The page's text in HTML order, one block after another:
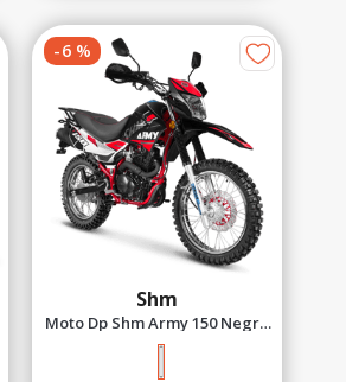
-6%
Shm
Moto Dp Shm Army 150 Negro
2027